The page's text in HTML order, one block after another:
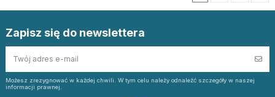
Zapisz się do newslettera
Możesz zrezygnować w każdej chwili. W tym celu należy odnaleźć szczegóły w naszej
informacji prawnej.